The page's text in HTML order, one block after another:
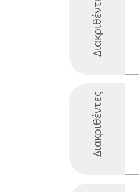
Διακριθέντες
Διακριθέντες